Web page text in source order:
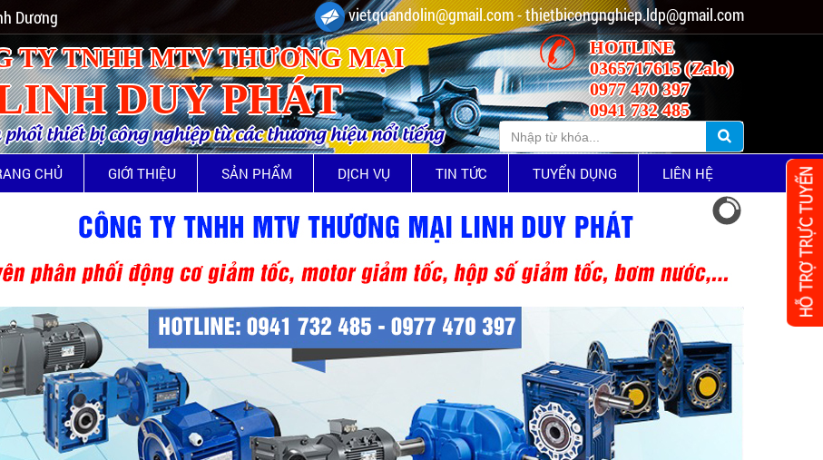
Dương vietquandolin@gmail.com - thietbicongnghiep.ldp@gmail.com
TY TNHH MTV THƯƠNG MẠI
DUY PHÁT
phối thiết bị công nghiệp từ các thương hiệu nổi tiếng
HOTLINE
0365717615 (Zalo)
0977 470 397
0941 732 485
CHỦ GIỚI THIỆU SẢN PHẨM DỊCH VỤ TIN TỨC TUYỂN DỤNG LIÊN HỆ